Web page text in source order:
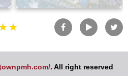
. All right reserved